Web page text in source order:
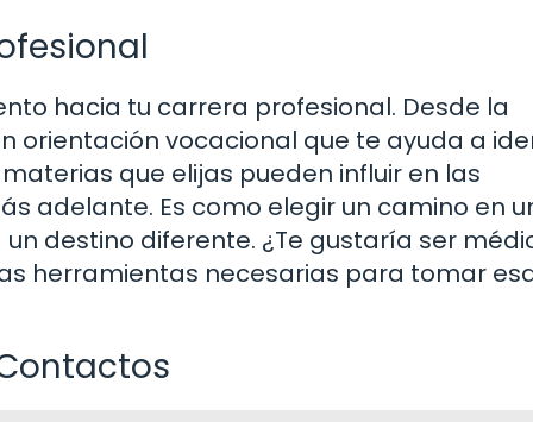
hacia tu carrera profesional. Desde la
orientación vocacional que te ayuda a
que elijas pueden influir en las
adelante. Es como elegir un camino en
destino diferente. ¿Te gustaría ser
herramientas necesarias para tomar